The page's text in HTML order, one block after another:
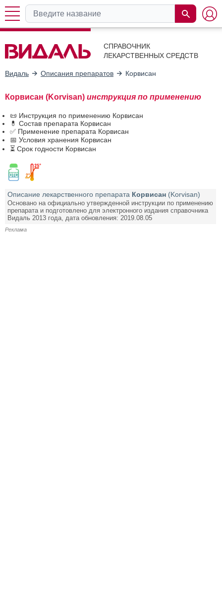
СПРАВОЧНИК
ЛЕКАРСТВЕННЫХ СРЕДСТВ
Видаль Описания препаратов Корвисан
Корвисан (Korvisan) инструкция по применению
📜 Инструкция по применению Корвисан
💊 Состав препарата Корвисан
✅ Применение препарата Корвисан
📅 Условия хранения Корвисан
⏳ Срок годности Корвисан
Описание лекарственного препарата Корвисан (Korvisan)
Основано на официально утвержденной инструкции по применению
препарата и подготовлено для электронного издания справочника
Видаль 2013 года, дата обновления: 2019.08.05
Реклама